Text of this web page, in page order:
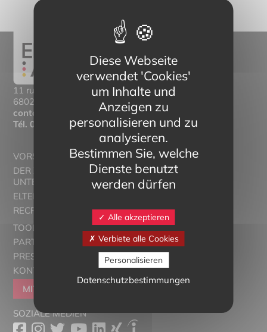
11 rue Mittlerweg,
68025 Colmar Cedex
contact@eltern-bilinguisme.org
Tél. 03 89 20 46 74
VORSTELLUNG
DER ZWEISPRACHIGE
UNTERRICHT
ELTERN ALSACE - EUROSTAGES
RECRUTORRS
TOOLBOX
PARTNER
PRESSESCHAU
KONTAKT
MITGLIEDER WERDEN
SOZIALE MEDIEN
Diese Webseite
verwendet 'Cookies'
um Inhalte und
Anzeigen zu
personalisieren und zu
analysieren.
Bestimmen Sie, welche
Dienste benutzt
werden dürfen
Alle akzeptieren
Verbiete alle Cookies
Personalisieren
Datenschutzbestimmungen